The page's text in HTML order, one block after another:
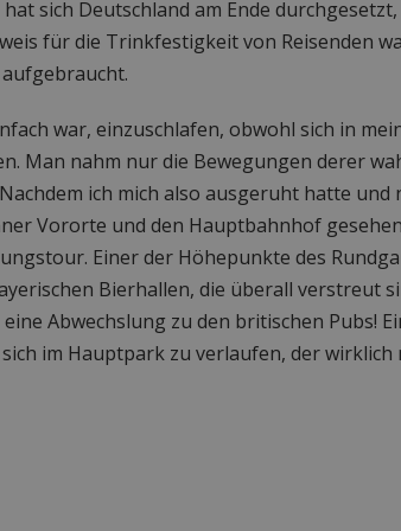
sich Deutschland am Ende
für die Trinkfestigkeit von Reisenden
war, einzuschlafen, obwohl sich in
Man nahm nur die Bewegungen derer
ich mich also ausgeruht hatte und
Vororte und den Hauptbahnhof
Einer der Höhepunkte des
Bierhallen, die überall verstreut
Abwechslung zu den britischen Pubs!
im Hauptpark zu verlaufen, der wirklich